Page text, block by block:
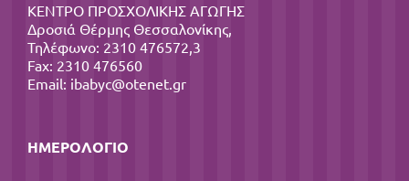
ΚΕΝΤΡΟ ΠΡΟΣΧΟΛΙΚΗΣ ΑΓΩΓΗΣ
Δροσιά Θέρμης Θεσσαλονίκης,
Τηλέφωνο: 2310 476572,3
Fax: 2310 476560
Email: ibabyc@otenet.gr
ΗΜΕΡΟΛΌΓΙΟ